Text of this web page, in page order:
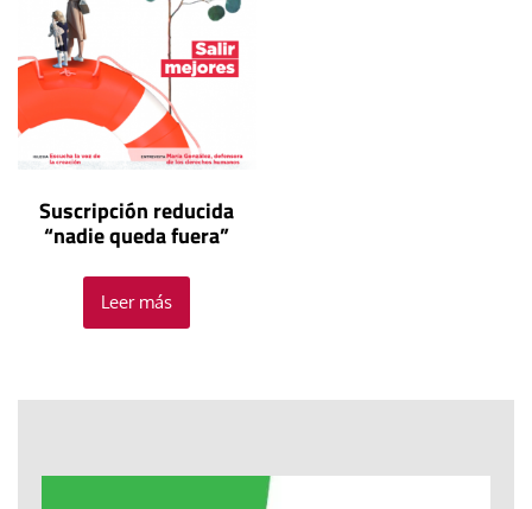
Suscripción reducida
“nadie queda fuera”
Leer más